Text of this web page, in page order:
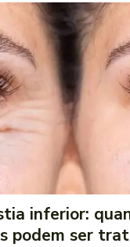
inferior:
podem ser